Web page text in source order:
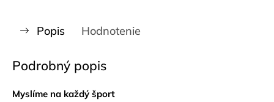
Popis Hodnotenie
Podrobný popis
Myslíme na každý šport